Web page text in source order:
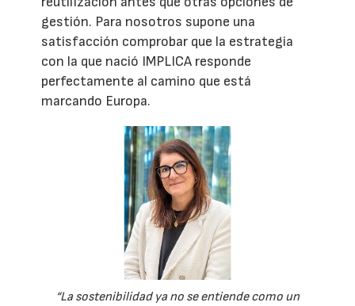
gestión. Para nosotros supone una
satisfacción comprobar que la estrategia
con la que nació IMPLICA responde
perfectamente al camino que está
marcando Europa.
“La sostenibilidad ya no se entiende como un